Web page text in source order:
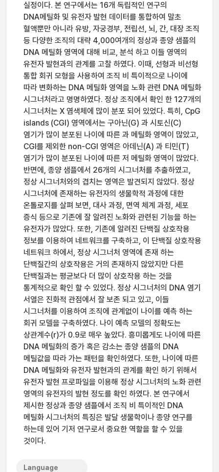
실정이다. 본 연구에서는 16개 독립적인 연구의
DNA메틸화 및 유전자 발현 데이터를 통합하여 말초
혈액뿐만 아니라 유방, 자궁경부, 전립선, 뇌, 간, 대장 조직
등 다양한 조직의 대략 4,000여개의 정상과 종양 샘플의
DNA 메틸화 영역에 대해 비교, 분석 하고 이들 영역의
유전자 발현과의 관계를 고찰 하였다. 이때, 선형과 비선형
통합 회귀 모형을 사용하여 조직 비 특이적으로 나이에
따라 변화하는 DNA 메틸화 영역을 노화 관련 DNA 메틸화
시그너처라고 명명하였다. 정상 조직에서 확인 한 127개의
시그너처는 X 염색체에 많이 분포 되어 있었다. 특히, CpG
islands (CGI) 영역에서는 구아닌(G) 과 시토신(C)
염기가 많이 분포된 나이에 따른 과 메틸화 영역이 많았고,
CGI를 제외한 non-CGI 영역은 아데닌(A) 과 티민(T)
염기가 많이 분포된 나이에 따른 저 메틸화 영역이 많았다.
반면에, 종양 샘플에서 26개의 시그너처를 추출하였고,
정상 시그너처와의 겹치는 영역은 발견되지 않았다. 정상
시그너처에 존재하는 유전자의 생물학적 과정에 대한
온톨로지를 살펴 보면, 대사 과정, 면역 체계 과정, 세포
증식 등으로 기존에 잘 알려진 노화와 관련된 기능을 하는
유전자가 많았다. 또한, 기존에 알려진 단백질 상호작용
정보를 이용하여 네트워크를 구축하고, 이 단백질 상호작용
네트워크 하에서, 정상 시그너처 영역에 존재 하는
단백질간의 상호작용은 거의 존재하지 않았지만 다른
단백질과는 평균보다 더 많이 상호작용 하는 것을
통계적으로 확인 할 수 있었다. 정상 시그너처의 DNA 염기
서열은 진화적 관점에서 잘 보존 되고 있고, 이들
시그너처를 이용하여 조직에 관계없이 나이를 예측 하는
회귀 모델을 구축하였다. 나이 예측 모델의 정확도는
상관계수(r)가 0.9로 매우 높았다. 흥미롭게도 나이에 따른
DNA 메틸화의 증가 혹은 감소는 종양 샘플의 DNA
메틸값을 따라 가는 패턴을 확인하였다. 또한, 나이에 따른
DNA 메틸화와 유전자 발현과의 관계를 확인 하기 위해서
유전자 발현 프로파일을 이용해 정상 시그너처의 노화 관련
영역의 유전자의 발현 정도를 확인 하였다. 본 연구에서
제시한 정상과 종양 샘플에서 조직 비 특이적인 DNA
메틸화 시그너처의 특징은 발달 생물학이나 종양 연구를
하는데 있어 기저 연구로서 중요한 역할을 할 수 있을
것이다.
Language